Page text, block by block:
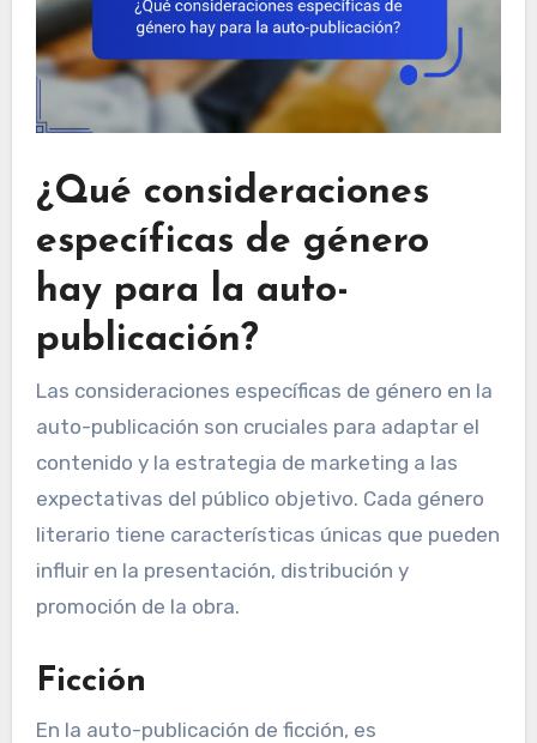
¿Qué consideraciones
específicas de género
hay para la auto-
publicación?
Las consideraciones específicas de género en la
auto-publicación son cruciales para adaptar el
contenido y la estrategia de marketing a las
expectativas del público objetivo. Cada género
literario tiene características únicas que pueden
influir en la presentación, distribución y
promoción de la obra.
Ficción
En la auto-publicación de ficción, es